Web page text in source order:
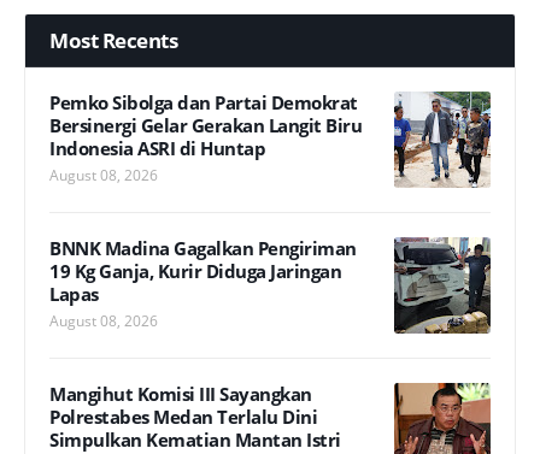
Most Recents
Pemko Sibolga dan Partai Demokrat
Bersinergi Gelar Gerakan Langit Biru
Indonesia ASRI di Huntap
August 08, 2026
BNNK Madina Gagalkan Pengiriman
19 Kg Ganja, Kurir Diduga Jaringan
Lapas
August 08, 2026
Mangihut Komisi III Sayangkan
Polrestabes Medan Terlalu Dini
Simpulkan Kematian Mantan Istri